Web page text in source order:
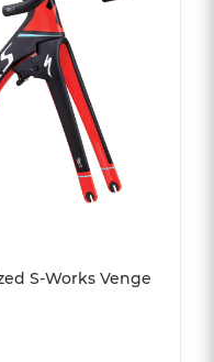
S-Works Venge